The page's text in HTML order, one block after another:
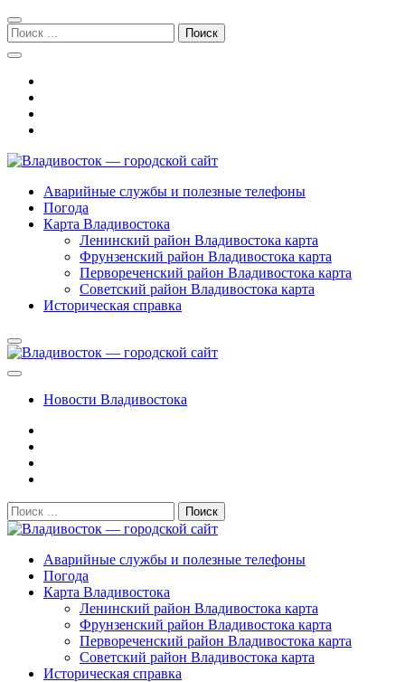
Перейти
к
навигации
Перейти
к
содержимому
Поиск:
Владивосток — городской сайт
Аварийные службы и полезные телефоны
Погода
Карта Владивостока
Ленинский район Владивостока карта
Фрунзенский район Владивостока карта
Первореченский район Владивостока карта
Советский район Владивостока карта
Историческая справка
Новости Владивостока
Поиск:
Владивосток — городской сайт
Аварийные службы и полезные телефоны
Погода
Карта Владивостока
Ленинский район Владивостока карта
Фрунзенский район Владивостока карта
Первореченский район Владивостока карта
Советский район Владивостока карта
Историческая справка